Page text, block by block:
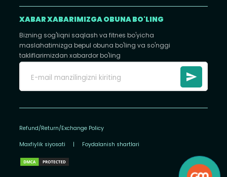
XABAR XABARIMIZGA OBUNA BO'LING
Bizning sog'liqni saqlash va fitnes bo'yicha
maslahatimizga bepul obuna bo'ling va so'nggi
takliflarimizdan xabardor bo'ling
Refund/Return/Exchange Policy
Maxfiylik siyosati | Foydalanish shartlari